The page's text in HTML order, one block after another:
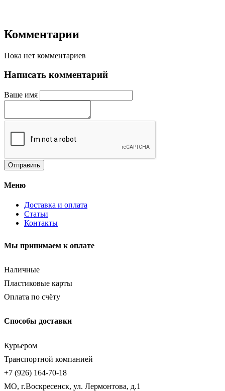
Комментарии
Пока нет комментариев
Написать комментарий
Ваше имя
Меню
Доставка и оплата
Статьи
Контакты
Мы принимаем к оплате
Наличные
Пластиковые карты
Оплата по счёту
Способы доставки
Курьером
Транспортной компанией
+7 (926) 164-70-18
МО, г.Воскресенск, ул. Лермонтова, д.1